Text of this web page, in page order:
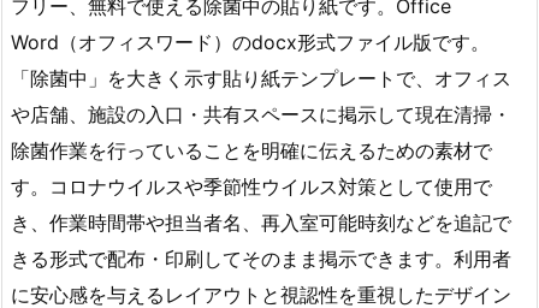
フリー、無料で使える除菌中の貼り紙です。Office
Word（オフィスワード）のdocx形式ファイル版です。
「除菌中」を大きく示す貼り紙テンプレートで、オフィス
や店舗、施設の入口・共有スペースに掲示して現在清掃・
除菌作業を行っていることを明確に伝えるための素材で
す。コロナウイルスや季節性ウイルス対策として使用で
き、作業時間帯や担当者名、再入室可能時刻などを追記で
きる形式で配布・印刷してそのまま掲示できます。利用者
に安心感を与えるレイアウトと視認性を重視したデザイン